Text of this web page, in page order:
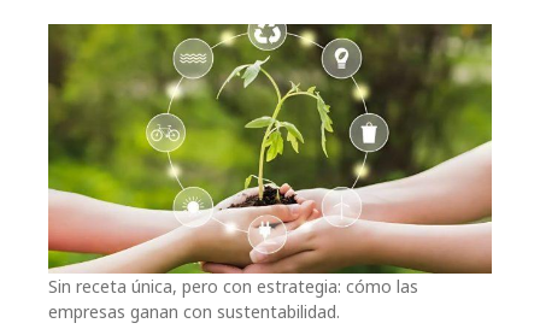
Sin receta única, pero con estrategia: cómo las
empresas ganan con sustentabilidad.